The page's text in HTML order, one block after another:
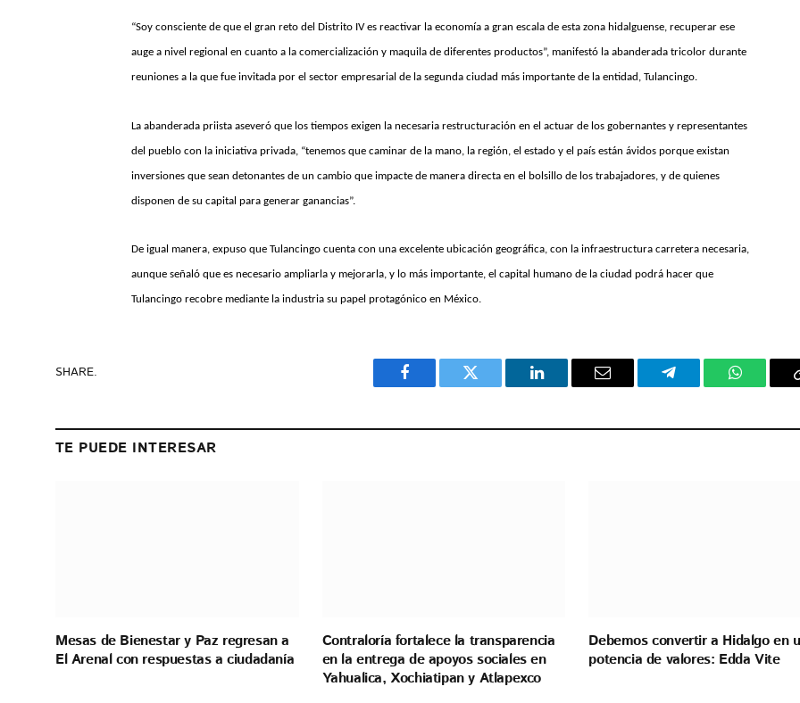
“Soy consciente de que el gran reto del Distrito IV es reactivar la economía a gran escala de esta zona hidalguense, recuperar ese
auge a nivel regional en cuanto a la comercialización y maquila de diferentes productos”, manifestó la abanderada tricolor durante
reuniones a la que fue invitada por el sector empresarial de la segunda ciudad más importante de la entidad, Tulancingo.
La abanderada priista aseveró que los tiempos exigen la necesaria restructuración en el actuar de los gobernantes y representantes
del pueblo con la iniciativa privada, “tenemos que caminar de la mano, la región, el estado y el país están ávidos porque existan
inversiones que sean detonantes de un cambio que impacte de manera directa en el bolsillo de los trabajadores, y de quienes
disponen de su capital para generar ganancias”.
De igual manera, expuso que Tulancingo cuenta con una excelente ubicación geográfica, con la infraestructura carretera necesaria,
aunque señaló que es necesario ampliarla y mejorarla, y lo más importante, el capital humano de la ciudad podrá hacer que
Tulancingo recobre mediante la industria su papel protagónico en México.
SHARE.
Facebook Twitter LinkedIn Email Telegram
TE PUEDE INTERESAR
Mesas de Bienestar y Paz regresan a
El Arenal con respuestas a ciudadanía
Contraloría fortalece la transparencia
en la entrega de apoyos sociales en
Yahualica, Xochiatipan y Atlapexco
Debemos convertir a Hidalgo en
potencia de valores: Edda Vite